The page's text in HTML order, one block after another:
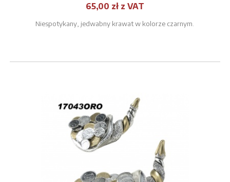
65,00 zł z VAT
Niespotykany, jedwabny krawat w kolorze czarnym.